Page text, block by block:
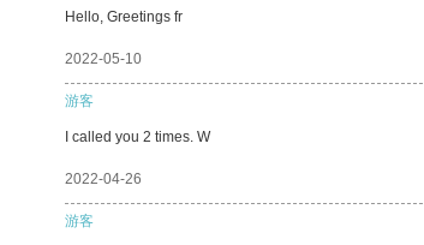
Hello, Greetings fr
2022-05-10
游客
I called you 2 times. W
2022-04-26
游客